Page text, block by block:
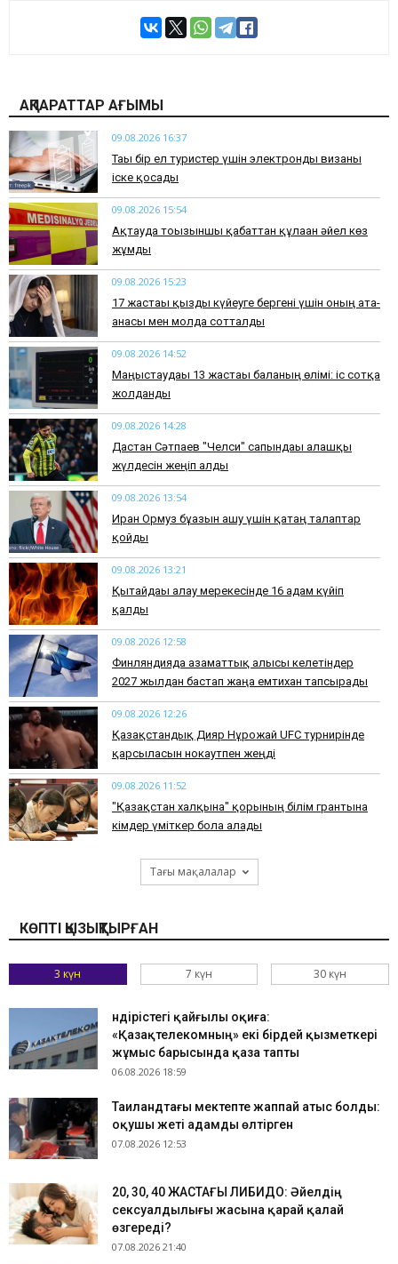
АҚПАРАТТАР АҒЫМЫ
09.08.2026 16:37
Тағы бір ел туристер үшін электронды визаны
іске қосады
09.08.2026 15:54
Ақтауда тоғызыншы қабаттан құлаған әйел көз
жұмды
09.08.2026 15:23
17 жастағы қызды күйеуге бергені үшін оның ата-
анасы мен молда сотталды
09.08.2026 14:52
Маңғыстаудағы 13 жастағы баланың өлімі: іс сотқа
жолданды
09.08.2026 14:28
Дастан Сәтпаев "Челси" сапындағы алғашқы
жүлдесін жеңіп алды
09.08.2026 13:54
Иран Ормуз бұғазын ашу үшін қатаң талаптар
қойды
09.08.2026 13:21
Қытайдағы алау мерекесінде 16 адам күйіп
қалды
09.08.2026 12:58
Финляндияда азаматтық алғысы келетіндер
2027 жылдан бастап жаңа емтихан тапсырады
09.08.2026 12:26
Қазақстандық Дияр Нұрғожай UFC турнирінде
қарсыласын нокаутпен жеңді
09.08.2026 11:52
"Қазақстан халқына" қорының білім грантына
кімдер үміткер бола алады
Тағы мақалалар
КӨПТІ ҚЫЗЫҚТЫРҒАН
3 күн 7 күн 30 күн
Өндірістегі қайғылы оқиға:
«Қазақтелекомның» екі бірдей қызметкері
жұмыс барысында қаза тапты
06.08.2026 18:59
Таиландтағы мектепте жаппай атыс болды:
оқушы жеті адамды өлтірген
07.08.2026 12:53
​20, 30, 40 ЖАСТАҒЫ ЛИБИДО: Әйелдің
сексуалдылығы жасына қарай қалай
өзгереді?
07.08.2026 21:40